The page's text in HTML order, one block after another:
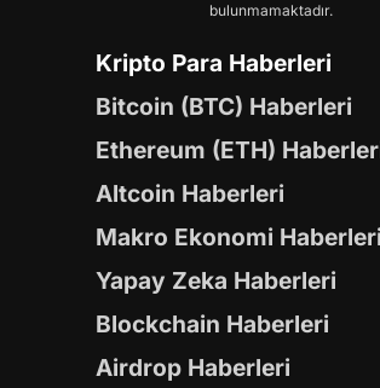
bulunmamaktadır.
Kripto Para Haberleri
Bitcoin (BTC) Haberleri
Ethereum (ETH)
Altcoin Haberleri
Makro Ekonomi Haberleri
Yapay Zeka Haberleri
Blockchain Haberleri
Airdrop Haberleri